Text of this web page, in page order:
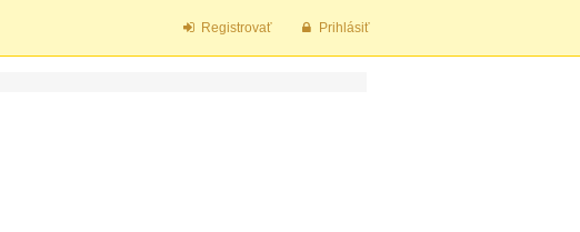
Registrovať Prihlásiť